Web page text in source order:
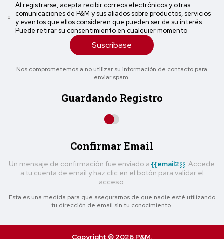
Al registrarse, acepta recibir correos electrónicos y otras
comunicaciones de P&M y sus aliados sobre productos, servicios
y eventos que ellos consideren que pueden ser de su interés.
Puede retirar su consentimiento en cualquier momento
Suscríbase
Nos comprometemos a no utilizar su información de contacto para
enviar spam.
Guardando Registro
Confirmar Email
Un mensaje de confirmación fue enviado a {{email2}} . Accede
a tu cuenta de email y haz clic en el botón para validar el
acceso.
Esta es una medida para que asegurarnos de que nadie esté utilizando
tu dirección de email sin tu conocimiento.
Copyright © 2026 P&M.